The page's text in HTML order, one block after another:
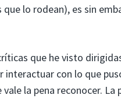
lo rodean), es sin
que he visto
interactuar con lo que
la pena reconocer.